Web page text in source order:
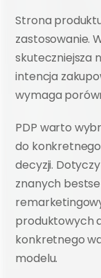
Strona
zastosowanie.
skuteczniejsza
intencja
wymaga
PDP warto
do
decyzji.
znanych
produktowych
konkretnego
modelu.